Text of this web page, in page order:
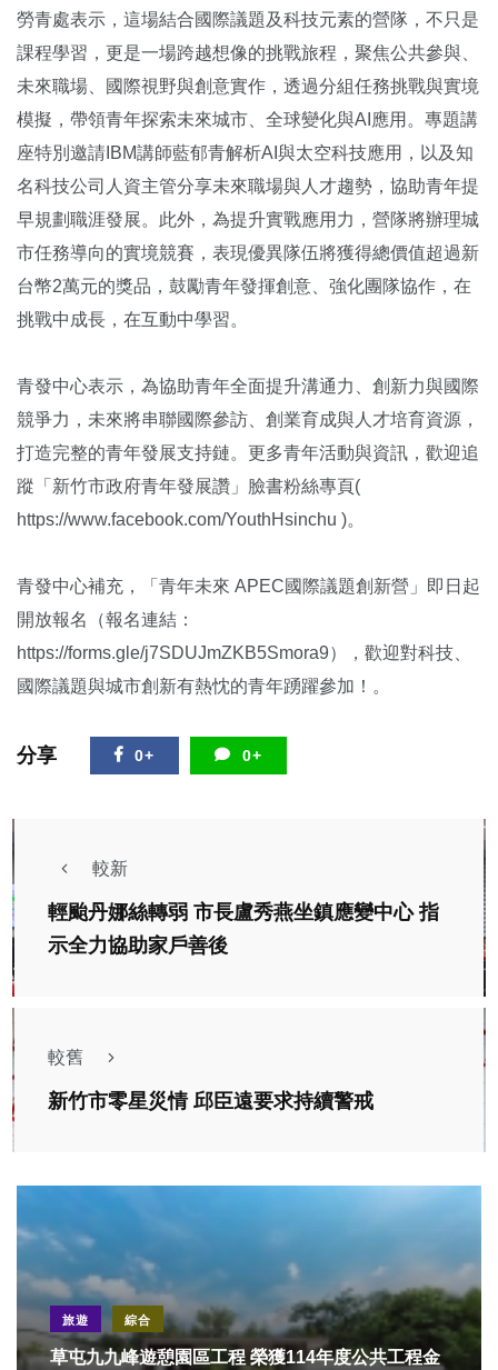
勞青處表示，這場結合國際議題及科技元素的營隊，不只是
課程學習，更是一場跨越想像的挑戰旅程，聚焦公共參與、
未來職場、國際視野與創意實作，透過分組任務挑戰與實境
模擬，帶領青年探索未來城市、全球變化與AI應用。專題講
座特別邀請IBM講師藍郁青解析AI與太空科技應用，以及知
名科技公司人資主管分享未來職場與人才趨勢，協助青年提
早規劃職涯發展。此外，為提升實戰應用力，營隊將辦理城
市任務導向的實境競賽，表現優異隊伍將獲得總價值超過新
台幣2萬元的獎品，鼓勵青年發揮創意、強化團隊協作，在
挑戰中成長，在互動中學習。
青發中心表示，為協助青年全面提升溝通力、創新力與國際
競爭力，未來將串聯國際參訪、創業育成與人才培育資源，
打造完整的青年發展支持鏈。更多青年活動與資訊，歡迎追
蹤「新竹市政府青年發展讚」臉書粉絲專頁(
https://www.facebook.com/YouthHsinchu )。
青發中心補充，「青年未來 APEC國際議題創新營」即日起
開放報名（報名連結：
https://forms.gle/j7SDUJmZKB5Smora9），歡迎對科技、
國際議題與城市創新有熱忱的青年踴躍參加！。
分享 0+ 0+
較新
輕颱丹娜絲轉弱 市長盧秀燕坐鎮應變中心 指
示全力協助家戶善後
較舊
新竹市零星災情 邱臣遠要求持續警戒
旅遊 綜合
草屯九九峰遊憩園區工程 榮獲114年度公共工程金